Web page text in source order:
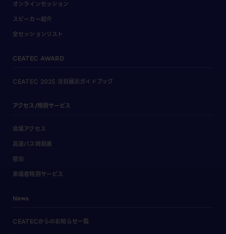
オンラインセッション
スピーカー紹介
全セッションリスト
CEATEC AWARD
CEATEC 2025 注目展示ガイドブック
アクセス/特別サービス
会場アクセス
高速バス時刻表
宿泊
来場者特別サービス
News
CEATECからのお知らせ一覧